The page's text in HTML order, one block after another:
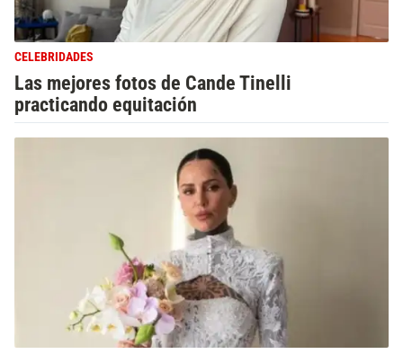
CELEBRIDADES
Las mejores fotos de Cande Tinelli
practicando equitación